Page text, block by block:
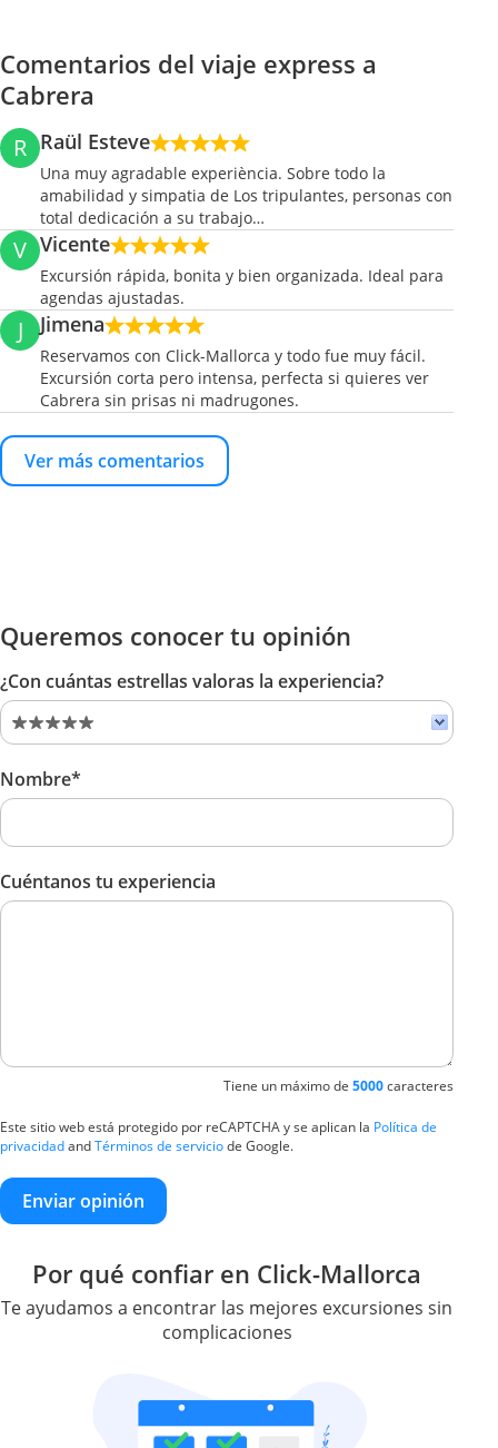
Comentarios del viaje express a
Cabrera
R Raül Esteve
Una muy agradable experiència. Sobre todo la
amabilidad y simpatia de Los tripulantes, personas con
total dedicación a su trabajo…
V Vicente
Excursión rápida, bonita y bien organizada. Ideal para
agendas ajustadas.
J Jimena
Reservamos con Click-Mallorca y todo fue muy fácil.
Excursión corta pero intensa, perfecta si quieres ver
Cabrera sin prisas ni madrugones.
Ver más comentarios
Queremos conocer tu opinión
¿Con cuántas estrellas valoras la experiencia?
Nombre*
Cuéntanos tu experiencia
Tiene un máximo de 5000caracteres
Este sitio web está protegido por reCAPTCHA y se aplican la Política de
privacidadandTérminos de serviciode Google.
Enviar opinión
Por qué confiar en Click-Mallorca
Te ayudamos a encontrar las mejores excursiones sin
complicaciones